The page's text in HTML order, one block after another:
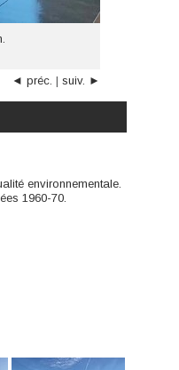
◄ préc. | suiv. ►
environnementale.
1960-70.